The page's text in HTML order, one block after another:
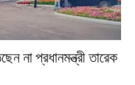
না প্রধানমন্ত্রী তারেক